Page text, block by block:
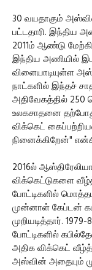
30 வயதாகும்
பட்டதாரி. இந்திய
2011ம் ஆண்டு
இந்திய அணியில்
விளையாடியுள்ள
நாட்களில் இந்தச்
அதிவேகத்தில்
உலகசாதனை
விக்கெட்
நினைக்கிறேன்"
2016ல்
விக்கெட்டுகளை
போட்டிகளில்
முன்னாள் கேப்டன்
முறியடித்தார்.
போட்டிகளில்
அதிக விக்கெட்
அஸ்வின் அதையும்